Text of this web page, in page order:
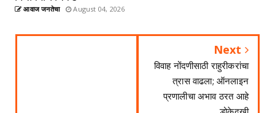
आवाज जनतेचा August 04, 2026
Next
विवाह नोंदणीसाठी राहुरीकरांचा
त्रास वाढला; ऑनलाइन
प्रणालीचा अभाव ठरत आहे